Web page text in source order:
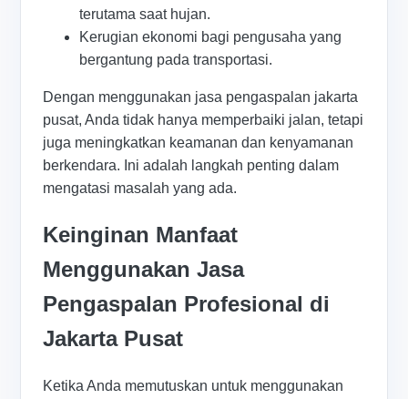
terutama saat hujan.
Kerugian ekonomi bagi pengusaha yang
bergantung pada transportasi.
Dengan menggunakan jasa pengaspalan jakarta
pusat, Anda tidak hanya memperbaiki jalan, tetapi
juga meningkatkan keamanan dan kenyamanan
berkendara. Ini adalah langkah penting dalam
mengatasi masalah yang ada.
Keinginan Manfaat
Menggunakan Jasa
Pengaspalan Profesional di
Jakarta Pusat
Ketika Anda memutuskan untuk menggunakan